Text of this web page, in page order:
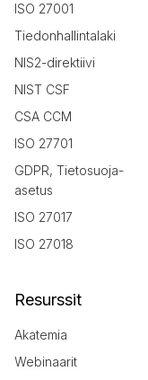
ISO 27001
Tiedonhallintalaki
NIS2-direktiivi
NIST CSF
CSA CCM
ISO 27701
GDPR, Tietosuoja-
asetus
ISO 27017
ISO 27018
Resurssit
Akatemia
Webinaarit